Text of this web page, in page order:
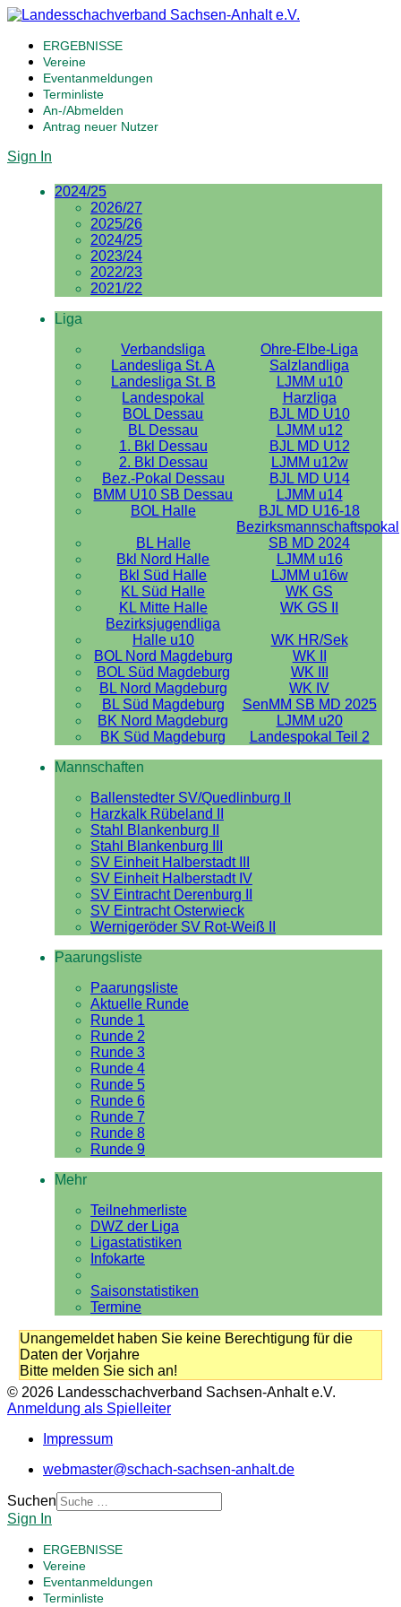
ERGEBNISSE
Vereine
Eventanmeldungen
Terminliste
An-/Abmelden
Antrag neuer Nutzer
Sign In
2024/25
2026/27
2025/26
2024/25
2023/24
2022/23
2021/22
Liga
Verbandsliga
Ohre-Elbe-Liga
Landesliga St. A
Salzlandliga
Landesliga St. B
LJMM u10
Landespokal
Harzliga
BOL Dessau
BJL MD U10
BL Dessau
LJMM u12
1. Bkl Dessau
BJL MD U12
2. Bkl Dessau
LJMM u12w
Bez.-Pokal Dessau
BJL MD U14
BMM U10 SB Dessau
LJMM u14
BOL Halle
BJL MD U16-18
BL Halle
Bezirksmannschaftspokal
SB MD 2024
Bkl Nord Halle
LJMM u16
Bkl Süd Halle
LJMM u16w
KL Süd Halle
WK GS
KL Mitte Halle
WK GS II
Bezirksjugendliga
Halle u10
WK HR/Sek
BOL Nord Magdeburg
WK II
BOL Süd Magdeburg
WK III
BL Nord Magdeburg
WK IV
BL Süd Magdeburg
SenMM SB MD 2025
BK Nord Magdeburg
LJMM u20
BK Süd Magdeburg
Landespokal Teil 2
Mannschaften
Ballenstedter SV/Quedlinburg II
Harzkalk Rübeland II
Stahl Blankenburg II
Stahl Blankenburg III
SV Einheit Halberstadt III
SV Einheit Halberstadt IV
SV Eintracht Derenburg II
SV Eintracht Osterwieck
Wernigeröder SV Rot-Weiß II
Paarungsliste
Paarungsliste
Aktuelle Runde
Runde 1
Runde 2
Runde 3
Runde 4
Runde 5
Runde 6
Runde 7
Runde 8
Runde 9
Mehr
Teilnehmerliste
DWZ der Liga
Ligastatistiken
Infokarte
Saisonstatistiken
Termine
Unangemeldet haben Sie keine Berechtigung für die
Daten der Vorjahre
Bitte melden Sie sich an!
© 2026 Landesschachverband Sachsen-Anhalt e.V.
Anmeldung als Spielleiter
Impressum
webmaster@schach-sachsen-anhalt.de
Suchen
Sign In
ERGEBNISSE
Vereine
Eventanmeldungen
Terminliste